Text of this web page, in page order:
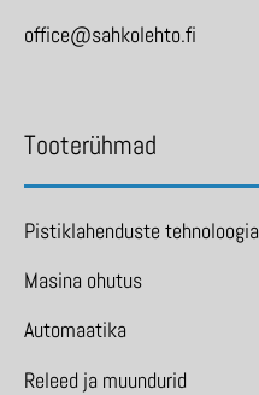
office@sahkolehto.fi
Tooterühmad
Pistiklahenduste tehnoloogia
Masina ohutus
Automaatika
Releed ja muundurid